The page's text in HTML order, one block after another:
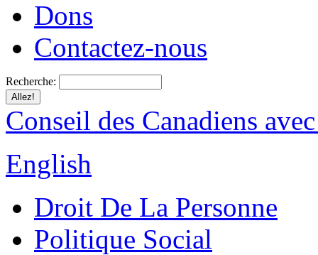
Dons
Contactez-nous
Recherche:
Conseil des Canadiens
English
Droit De La Personne
Politique Social